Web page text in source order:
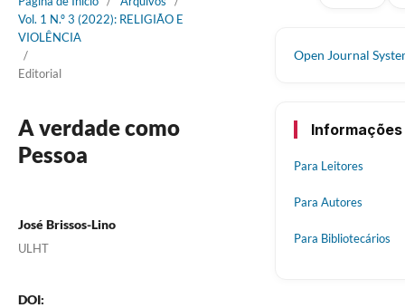
Vol. 1 N.º 3 (2022): RELIGIÃO E
VIOLÊNCIA
/
Editorial
A verdade como
Pessoa
José Brissos-Lino
ULHT
DOI:
Open Journal
Informações
Para Leitores
Para Autores
Para Bibliotecários